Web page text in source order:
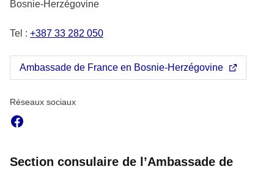
Bosnie-Herzégovine
Tel : +387 33 282 050
Ambassade de France en Bosnie-Herzégovine
Réseaux sociaux
Section consulaire de l’Ambassade de